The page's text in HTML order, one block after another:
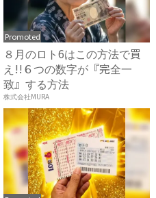
Promoted
８月のロト6はこの方法で買
え!!６つの数字が『完全一
致』する方法
株式会社MURA